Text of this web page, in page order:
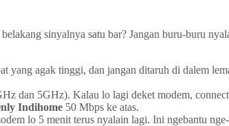
sinyalnya satu bar? Jangan buru-buru
yang agak tinggi, dan jangan ditaruh di dalem
dan 5GHz). Kalau lo lagi deket modem,
Indihome 50 Mbps ke atas.
lo 5 menit terus nyalain lagi. Ini ngebantu